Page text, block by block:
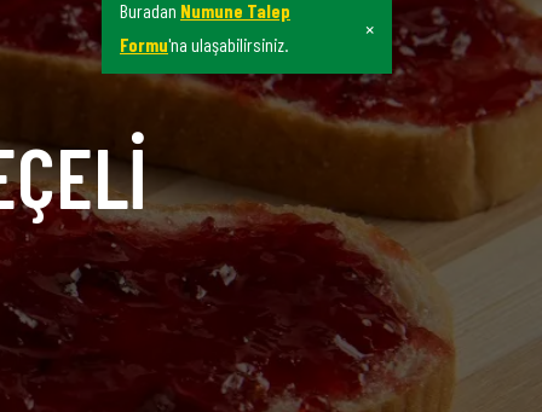
Buradan Numune Talep
Formu'na ulaşabilirsiniz.
×